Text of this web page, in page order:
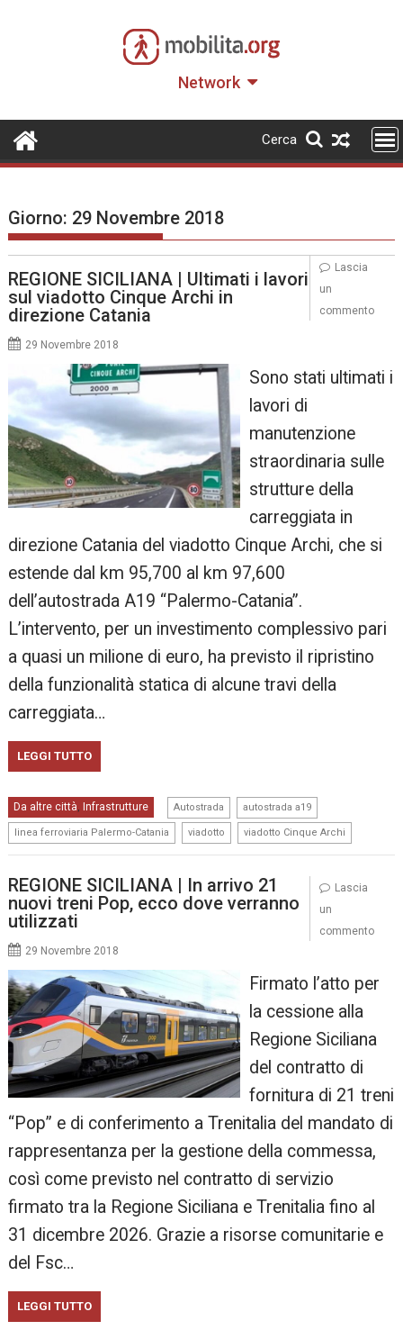
Network
Cerca
Giorno: 29 Novembre 2018
REGIONE SICILIANA | Ultimati i lavori
sul viadotto Cinque Archi in
direzione Catania
29 Novembre 2018
Sono stati ultimati i
lavori di
manutenzione
straordinaria sulle
strutture della
carreggiata in
direzione Catania del viadotto Cinque Archi, che si
estende dal km 95,700 al km 97,600
dell’autostrada A19 “Palermo-Catania”.
L’intervento, per un investimento complessivo pari
a quasi un milione di euro, ha previsto il ripristino
della funzionalità statica di alcune travi della
carreggiata…
LEGGI TUTTO
Da altre città, Infrastrutture Autostrada autostrada a19
linea ferroviaria Palermo-Catania viadotto viadotto Cinque Archi
Lascia
un
commento
REGIONE SICILIANA | In arrivo 21
nuovi treni Pop, ecco dove verranno
utilizzati
29 Novembre 2018
Firmato l’atto per
la cessione alla
Regione Siciliana
del contratto di
fornitura di 21 treni
“Pop” e di conferimento a Trenitalia del mandato di
rappresentanza per la gestione della commessa,
così come previsto nel contratto di servizio
firmato tra la Regione Siciliana e Trenitalia fino al
31 dicembre 2026. Grazie a risorse comunitarie e
del Fsc…
LEGGI TUTTO
Lascia
un
commento